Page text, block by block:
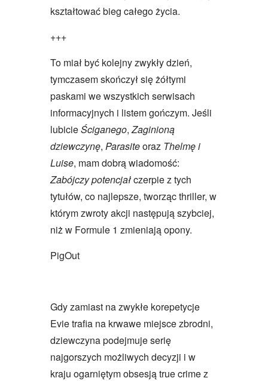
kształtować bieg całego życia.
+++
To miał być kolejny zwykły dzień,
tymczasem skończył się żółtymi
paskami we wszystkich serwisach
informacyjnych i listem gończym. Jeśli
lubicieŚciganego,Zaginioną
dziewczynę, Parasiteoraz Thelmę i
Luise, mam dobrą wiadomość:
Zabójczy potencjałczerpie z tych
tytułów, co najlepsze, tworząc thriller, w
którym zwroty akcji następują szybciej,
niż w Formule 1 zmieniają opony.
PigOut
Gdy zamiast na zwykłe korepetycje
Evie trafia na krwawe miejsce zbrodni,
dziewczyna podejmuje serię
najgorszych możliwych decyzji i w
kraju ogarniętym obsesją true crime z